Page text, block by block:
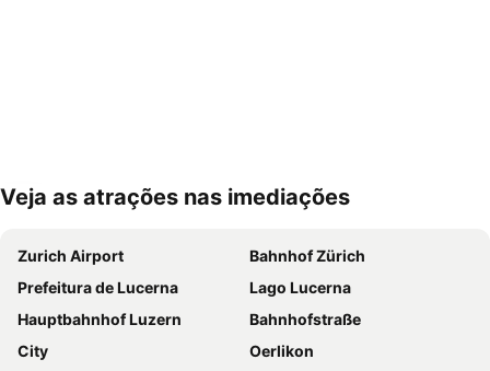
Ampliar mapa
Veja as atrações nas imediações
Zurich Airport
Bahnhof Zürich
Prefeitura de Lucerna
Lago Lucerna
Hauptbahnhof Luzern
Bahnhofstraße
City
Oerlikon